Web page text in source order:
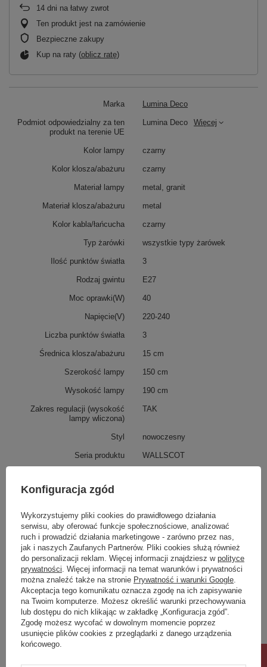
14 dni na łatwy zwrot
Ten produkt jest na zamówienie
Bezpieczne zakupy
Kup na raty (oblicz ratę)
Marka Lumina Deco
Podmiot odpowiedzialny za ten
produkt na terenie UE
Lumina Deco Więcej
Kolor lampy czarny
Kolor klosza/abażuru czarny
Materiał lampy metal, granit
Materiał klosza/abażuru metal
Kolor kabla/łańcucha czarny
Typ żarówki wszystkie typy żarówek
Ilość punktów światła 3
Rodzaj gwintu E27
Moc oprawki(W) 40
Napięcie(V) 220-240
Liczba punktów światła 3
Średnica klosza/abażuru 15 cm
Szerokość lampy 150 cm
Wysokość lampy 190 cm
Zakres regulacji (wysokość
lampy wliczona)
TAK
Styl nowoczesny
Seria produktu WALLSCOT
Żarówka w zestawie
Stopień szczelności IP20
Waga produktu 15 kg
Gwarancja 24 miesiące
Materiał dominujący Metal
Potrzebujesz pomocy? Masz pytania?
Zadaj pytanie a my odpowiemy niezwłocznie,
najciekawsze pytania i odpowiedzi publikując
dla innych.
Zadaj pytanie
Konfiguracja zgód
Wykorzystujemy pliki cookies do prawidłowego działania
serwisu, aby oferować funkcje społecznościowe, analizować
ruch i prowadzić działania marketingowe - zarówno przez nas,
jak i naszych Zaufanych Partnerów. Pliki cookies służą również
do personalizacji reklam. Więcej informacji znajdziesz w polityce
prywatności . Więcej informacji na temat warunków i prywatności
można znaleźć także na stronie Prywatność i warunki Google
Akceptacja tego komunikatu oznacza zgodę na ich zapisywanie
na Twoim komputerze. Możesz określić warunki przechowywania
lub dostępu do nich klikając w zakładkę „Konfiguracja zgód”.
Zgodę możesz wycofać w dowolnym momencie poprzez
usunięcie plików cookies z przeglądarki z danego urządzenia
końcowego.